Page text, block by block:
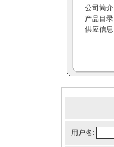
公司简介
产品目录
供应信息
用户名: